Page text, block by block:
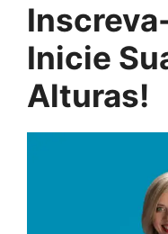
Inicie
Alturas!